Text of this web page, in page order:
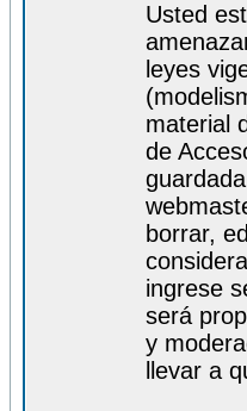
Usted
leyes
material
de
borrar,
ingrese
será
y
llevar a